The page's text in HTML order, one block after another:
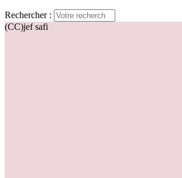
Rechercher :
(CC)jef safi